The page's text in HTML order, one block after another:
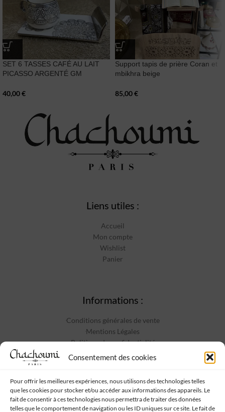
Consentement des cookies
Pour offrir les meilleures expériences, nous utilisons des technologies telles
que les cookies pour stocker et/ou accéder aux informations des appareils. Le
fait de consentir à ces technologies nous permettra de traiter des données
telles que le comportement de navigation ou les ID uniques sur ce site. Le fait de
SET 6 TASSES CAFÉ AU LAIT
PICASSO ARGENTÉ GM
40,00€
Support tapis de prière Coran et
mbikhra beige
85,00€
Liens utiles :
Accueil
Mon compte
Wishlist
Panier
Informations :
Conditions générales de vente
Mentions Légales
Politique de confidentialité
Contact
Suivez-nous :